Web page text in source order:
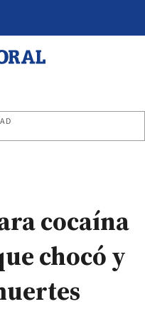
cocaína
chocó y